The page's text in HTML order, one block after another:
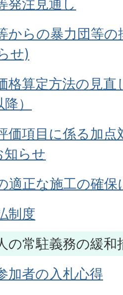
発注見通し
からの暴力団等
せ)
格算定方法の見
）
価項目に係る加
知らせ
適正な施工の確保
制度
の常駐義務の緩
加者の入札心得